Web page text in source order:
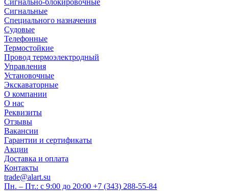
Сигнально-блокировочные
Сигнальные
Специального назначения
Судовые
Телефонные
Термостойкие
Провод термоэлектродный
Управления
Установочные
Экскаваторные
О компании
О нас
Реквизиты
Отзывы
Вакансии
Гарантии и сертификаты
Акции
Доставка и оплата
Контакты
trade@alart.su
Пн. – Пт.: с 9:00 до 20:00 +7 (343) 288-55-84